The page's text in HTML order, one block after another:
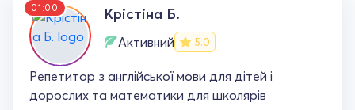
01:00 Крістіна Б.
Активний 5.0
Репетитор з англійської мови для дітей і
дорослих та математики для школярів